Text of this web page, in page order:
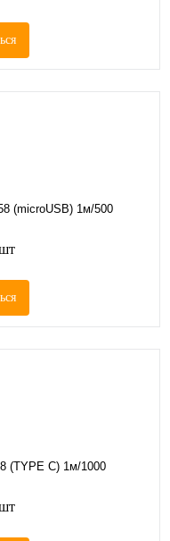
(microUSB) 1м/500
(TYPE C) 1м/1000